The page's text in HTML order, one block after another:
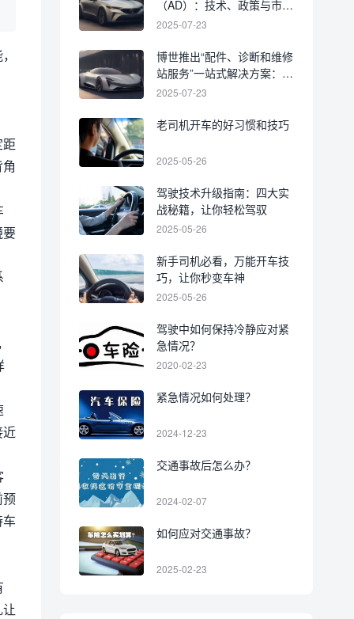
要
近
预
（AD）：技术、政策与市场
共振，爆发拐点已至
2025-07-23
博世推出“配件、诊断和维修
站服务”一站式解决方案：科
技赋能中国汽车后市场
2025-07-23
老司机开车的好习惯和技巧
2025-05-26
驾驶技术升级指南：四大实
战秘籍，让你轻松驾驭
2025-05-26
新手司机必看，万能开车技
巧，让你秒变车神
2025-05-26
驾驶中如何保持冷静应对紧
急情况？
2020-02-23
紧急情况如何处理？
2024-12-23
交通事故后怎么办？
2024-02-07
如何应对交通事故？
2025-02-23